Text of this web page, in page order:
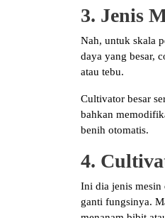
3. Jenis
Nah, untuk skala
daya yang besar,
atau tebu.
Cultivator besar
bahkan
benih otomatis.
4.
Ini dia jenis
ganti fungsinya.